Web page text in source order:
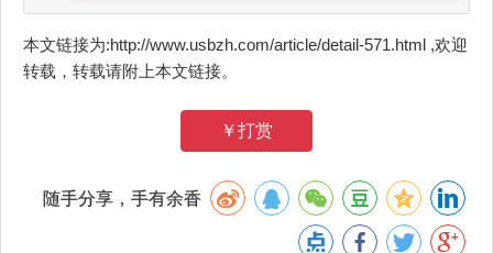
本文链接为:http://www.usbzh.com/article/detail-571.html ,欢迎
转载，转载请附上本文链接。
￥打赏
随手分享，手有余香